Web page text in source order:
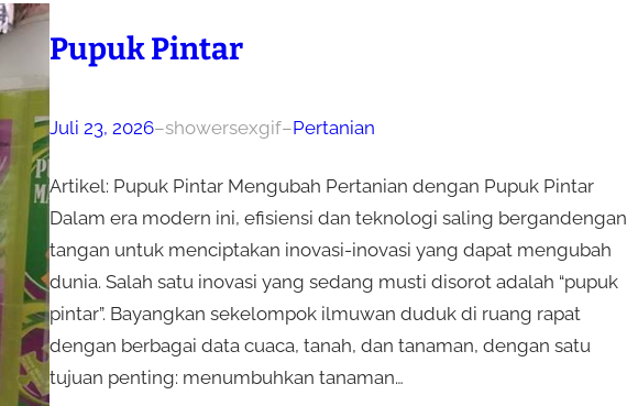
Pupuk Pintar
Juli 23, 2026–showersexgif–Pertanian
Artikel: Pupuk Pintar Mengubah Pertanian dengan Pupuk Pintar
Dalam era modern ini, efisiensi dan teknologi saling bergandengan
tangan untuk menciptakan inovasi-inovasi yang dapat mengubah
dunia. Salah satu inovasi yang sedang musti disorot adalah “pupuk
pintar”. Bayangkan sekelompok ilmuwan duduk di ruang rapat
dengan berbagai data cuaca, tanah, dan tanaman, dengan satu
tujuan penting: menumbuhkan tanaman…